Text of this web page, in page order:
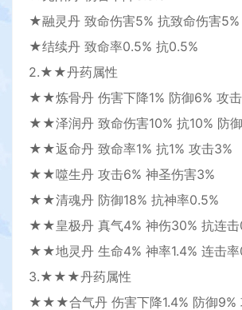
★融灵丹 致命伤害5% 抗致命伤害5%
★结续丹 致命率0.5% 抗0.5%
2.★★丹药属性
★★炼骨丹 伤害下降1% 防御6% 攻
★★泽润丹 致命伤害10% 抗10% 防
★★返命丹 致命率1% 抗1% 攻击3%
★★噬生丹 攻击6% 神圣伤害3%
★★清魂丹 防御18% 抗神率0.5%
★★皇极丹 真气4% 神伤30% 抗连击
★★地灵丹 生命4% 神率1.4% 连击率
3.★★★丹药属性
★★★合气丹 伤害下降1.4% 防御9%